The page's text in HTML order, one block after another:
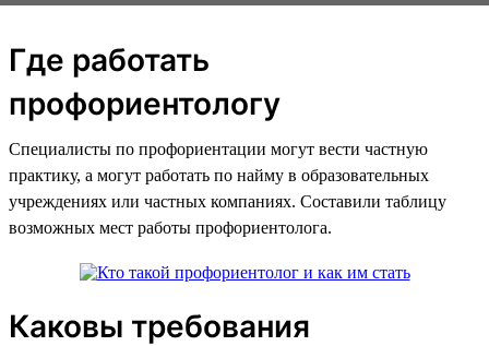
Где работать
профориентологу
Специалисты по профориентации могут вести частную
практику, а могут работать по найму в образовательных
учреждениях или частных компаниях. Составили таблицу
возможных мест работы профориентолога.
Каковы требования